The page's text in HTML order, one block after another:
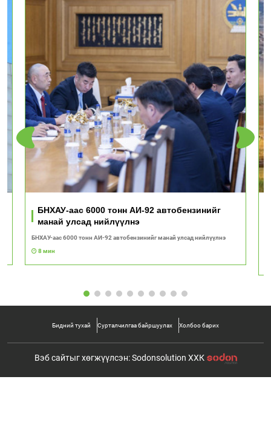
БНХАУ-аас 6000 тонн АИ-92 автобензинийг
манай улсад нийлүүлнэ
БНХАУ-аас 6000 тонн АИ-92 автобензинийг манай улсад нийлүүлнэ
8 мин
Бидний тухай Сурталчилгаа байршуулах Холбоо барих
Вэб сайтыг хөгжүүлсэн: Sodonsolution ХХК